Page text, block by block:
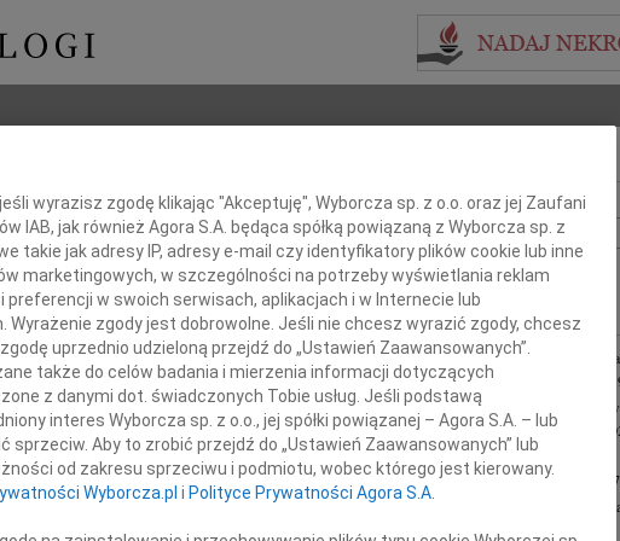
zmarł
Imię i nazwisko lub numer ogłoszenia:
+ szukanie zaawansowane
INNE NEKROLOGI
Jerzy Downarowiczwiek: 94
W dniu 1 sierpnia 2026 roku zmarł w wieku
Krystyna Czerny-Latek
Z żalem zawiadamiamy, że dnia 3 sierpnia
Ewa Wolińska-Witort 07.08.2026
W dniu 31 lipca 2026 roku zmarła w wieku
Małgorzata Kościelska
wyrazisz zgodę klikając "Akceptuję", Wyborcza sp. z o.o. oraz jej Zaufani
IAB, jak również Agora S.A. będąca spółką powiązaną z Wyborcza sp. z
takie jak adresy IP, adresy e-mail czy identyfikatory plików cookie lub inne
marketingowych, w szczególności na potrzeby wyświetlania reklam
w swoich serwisach, aplikacjach i w Internecie lub
zgody jest dobrowolne. Jeśli nie chcesz wyrazić zgody, chcesz
uprzednio udzieloną przejdź do „Ustawień Zaawansowanych”.
także do celów badania i mierzenia informacji dotyczących
z danymi dot. świadczonych Tobie usług. Jeśli podstawą
interes Wyborcza sp. z o.o., jej spółki powiązanej – Agora S.A. – lub
Aby to zrobić przejdź do „Ustawień Zaawansowanych” lub
od zakresu sprzeciwu i podmiotu, wobec którego jest kierowany.
Wyborcza.pl i Polityce Prywatności Agora S.A.